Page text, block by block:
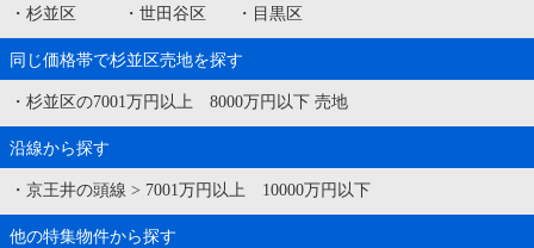
・ 杉並区 ・ 世田谷区 ・ 目黒区
同じ価格帯で杉並区売地を探す
・ 杉並区の7001万円以上 8000万円以下 売地
沿線から探す
・ 京王井の頭線 > 7001万円以上 10000万円以下
他の特集物件から探す